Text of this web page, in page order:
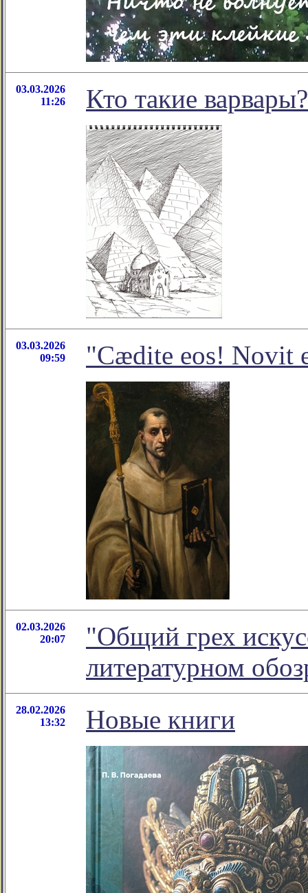
03.03.2026
11:26
Кто такие варвары?
03.03.2026
09:59
"Cædite eos! Novit
02.03.2026
20:07
"Общий грех
литературном
28.02.2026
13:32
Новые книги